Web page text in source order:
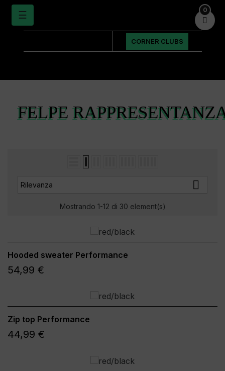
navigazione
Toggle
☰
CORNER CLUBS
FELPE
Rilevanza 
Mostrando 1-12 di 30 element(s)
Hooded sweater Performance
54,99 €
Zip top Performance
44,99 €

0